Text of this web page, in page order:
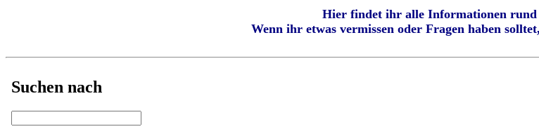
Hier findet ihr alle Informationen rund
Wenn ihr etwas vermissen oder Fragen haben